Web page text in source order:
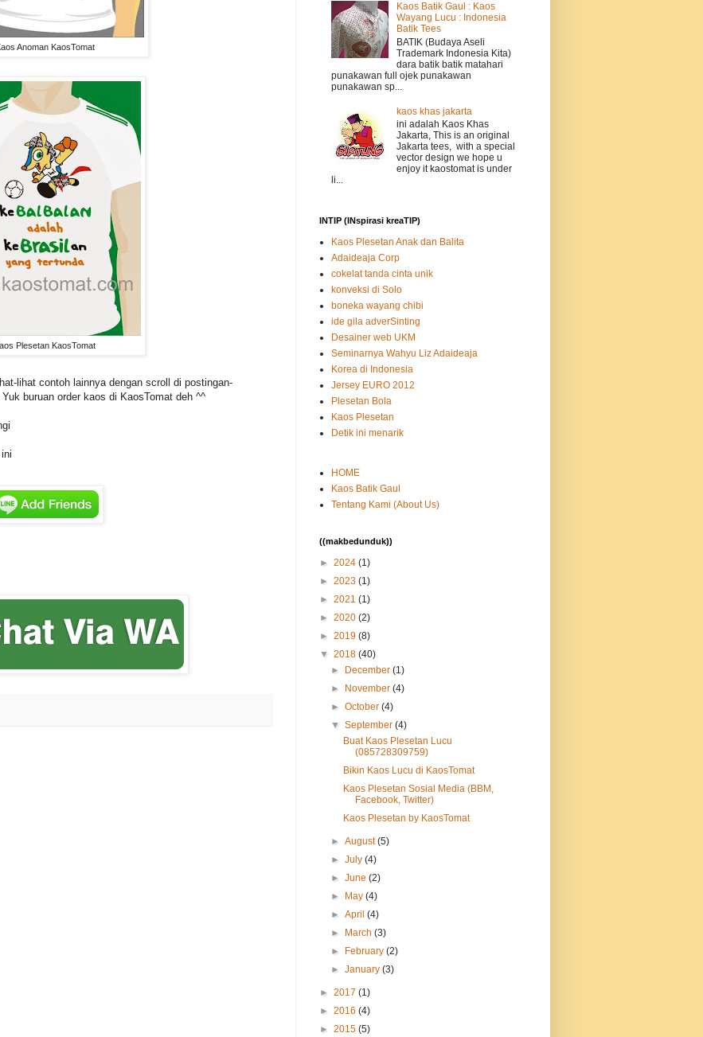
Anoman KaosTomat
Plesetan KaosTomat
lihat contoh lainnya dengan scroll di postingan-
buruan order kaos di KaosTomat deh ^^
Kaos Batik Gaul : Kaos
Wayang Lucu : Indonesia
Batik Tees
BATIK (Budaya Aseli
Trademark Indonesia Kita)
dara batik batik matahari
punakawan full ojek punakawan
punakawan sp...
kaos khas jakarta
ini adalah Kaos Khas
Jakarta, This is an original
Jakarta tees, with a special
vector design we hope u
enjoy it kaostomat is under
li...
INTIP (INspirasi kreaTIP)
Kaos Plesetan Anak dan Balita
Adaideaja Corp
cokelat tanda cinta unik
konveksi di Solo
boneka wayang chibi
ide gila adverSinting
Desainer web UKM
Seminarnya Wahyu Liz Adaideaja
Korea di Indonesia
Jersey EURO 2012
Plesetan Bola
Kaos Plesetan
Detik ini menarik
HOME
Kaos Batik Gaul
Tentang Kami (About Us)
((makbedunduk))
► 2024 (1)
► 2023 (1)
► 2021 (1)
► 2020 (2)
► 2019 (8)
▼ 2018 (40)
►
December(1)
►
November(4)
►October(4)
▼September(4)
Buat Kaos Plesetan Lucu
(085728309759)
Bikin Kaos Lucu di KaosTomat
Kaos Plesetan Sosial Media (BBM,
Facebook, Twitter)
Kaos Plesetan by KaosTomat
►August(5)
►July(4)
►June(2)
►
May(4)
►April(4)
►
March(3)
►
February(2)
►January(3)
► 2017 (1)
► 2016 (4)
► 2015 (5)